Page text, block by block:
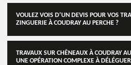
VOULEZ VOIS D’UN DEVIS POUR VOS
ZINGUERIE À COUDRAY AU PERCHE ?
TRAVAUX SUR CHÊNEAUX À COUDRAY
UNE OPÉRATION COMPLEXE À